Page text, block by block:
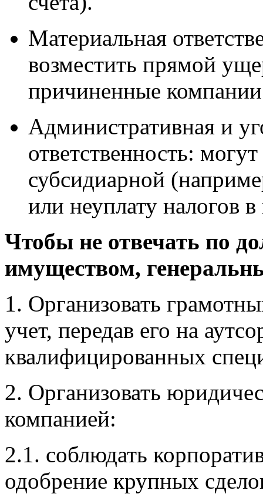
Материальная
возместить прямой
причиненные
Административная и
ответственность:
субсидиарной
или неуплату налогов
Чтобы не отвечать по
имуществом,
1. Организовать
учет, передав его на
квалифицированных
2. Организовать
компанией:
2.1. соблюдать
одобрение крупных